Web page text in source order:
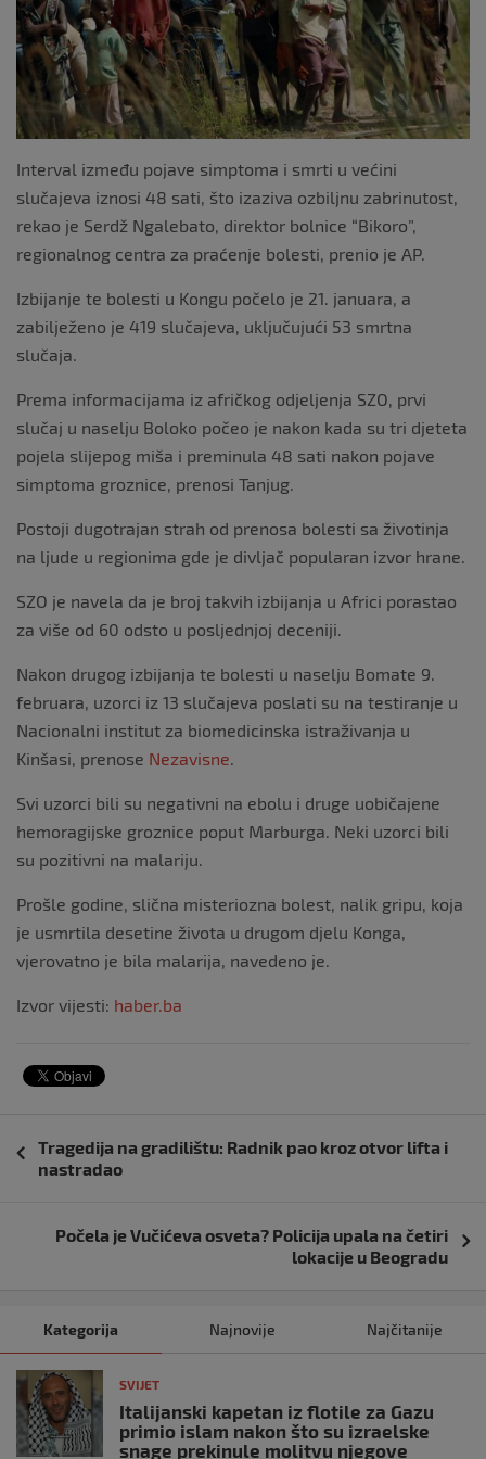
Interval između pojave simptoma i smrti u većini
slučajeva iznosi 48 sati, što izaziva ozbiljnu zabrinutost,
rekao je Serdž Ngalebato, direktor bolnice “Bikoro”,
regionalnog centra za praćenje bolesti, prenio je AP.
Izbijanje te bolesti u Kongu počelo je 21. januara, a
zabilježeno je 419 slučajeva, uključujući 53 smrtna
slučaja.
Prema informacijama iz afričkog odjeljenja SZO, prvi
slučaj u naselju Boloko počeo je nakon kada su tri djeteta
pojela slijepog miša i preminula 48 sati nakon pojave
simptoma groznice, prenosi Tanjug.
Postoji dugotrajan strah od prenosa bolesti sa životinja
na ljude u regionima gde je divljač popularan izvor hrane.
SZO je navela da je broj takvih izbijanja u Africi porastao
za više od 60 odsto u posljednjoj deceniji.
Nakon drugog izbijanja te bolesti u naselju Bomate 9.
februara, uzorci iz 13 slučajeva poslati su na testiranje u
Nacionalni institut za biomedicinska istraživanja u
Kinšasi, prenose Nezavisne
Svi uzorci bili su negativni na ebolu i druge uobičajene
hemoragijske groznice poput Marburga. Neki uzorci bili
su pozitivni na malariju.
Prošle godine, slična misteriozna bolest, nalik gripu, koja
je usmrtila desetine života u drugom djelu Konga,
vjerovatno je bila malarija, navedeno je.
Izvor vijesti: haber.ba
objava
Tragedija na gradilištu: Radnik pao kroz otvor lifta i
nastradao
Počela je Vučićeva osveta? Policija upala na četiri
lokacije u Beogradu
Kategorija Najnovije Najčitanije
SVIJET
Italijanski kapetan iz flotile za Gazu
primio islam nakon što su izraelske
snage prekinule molitvu njegove